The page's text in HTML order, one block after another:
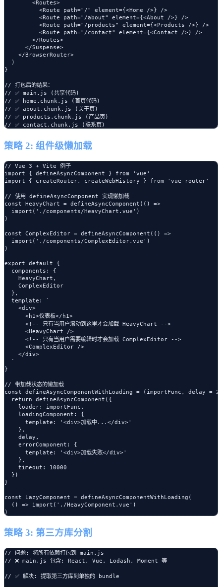
        <Routes>
          <Route path="/" element={<Home />} />
          <Route path="/about" element={<About />} />
          <Route path="/products" element={<Products />} />
          <Route path="/contact" element={<Contact />} />
        </Routes>
      </Suspense>
    </BrowserRouter>
  )
}
// 打包后的结果：
// ✅ main.js (共享代码)
// ✅ home.chunk.js (首页代码)
// ✅ about.chunk.js (关于页)
// ✅ products.chunk.js (产品页)
策略 2: 组件级懒加载
// Vue 3 + Vite 例子
import { defineAsyncComponent } from 'vue'
import { createRouter, createWebHistory } from 'vue-router'
// 使用 defineAsyncComponent 实现懒加载
const HeavyChart = defineAsyncComponent(() =>
  import('./components/HeavyChart.vue')
)
const ComplexEditor = defineAsyncComponent(() =>
  import('./components/ComplexEditor.vue')
)
export default {
  components: {
    HeavyChart,
    ComplexEditor
  },
  template: `
    <div>
      <h1>仪表板</h1>
      <!-- 只有当用户滚动到这里才会加载 HeavyChart -->
      <HeavyChart />
      <!-- 只有当用户需要编辑时才会加载 ComplexEditor -->
      <ComplexEditor />
    </div>
  `
}
// 带加载状态的懒加载
const defineAsyncComponentWithLoading = (importFunc, delay =
  return defineAsyncComponent({
    loader: importFunc,
    loadingComponent: {
      template: '<div>加载中...</div>'
    },
    delay,
    errorComponent: {
      template: '<div>加载失败</div>'
    },
    timeout: 10000
  })
}
const LazyComponent = defineAsyncComponentWithLoading(
  () => import('./HeavyComponent.vue')
策略 3: 第三方库分割
// 问题: 将所有依赖打包到 main.js
// ❌ main.js 包含: React, Vue, Lodash, Moment 等
// ✅ 解决: 提取第三方库到单独的 bundle